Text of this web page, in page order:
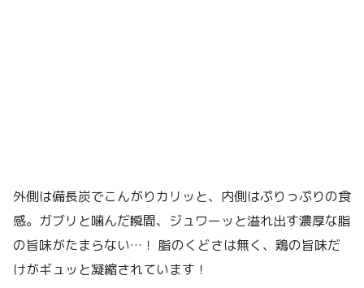
外側は備長炭でこんがりカリッと、内側はぷりっぷりの食
感。ガブリと噛んだ瞬間、ジュワーッと溢れ出す濃厚な脂
の旨味がたまらない…！ 脂のくどさは無く、鶏の旨味だ
けがギュッと凝縮されています！